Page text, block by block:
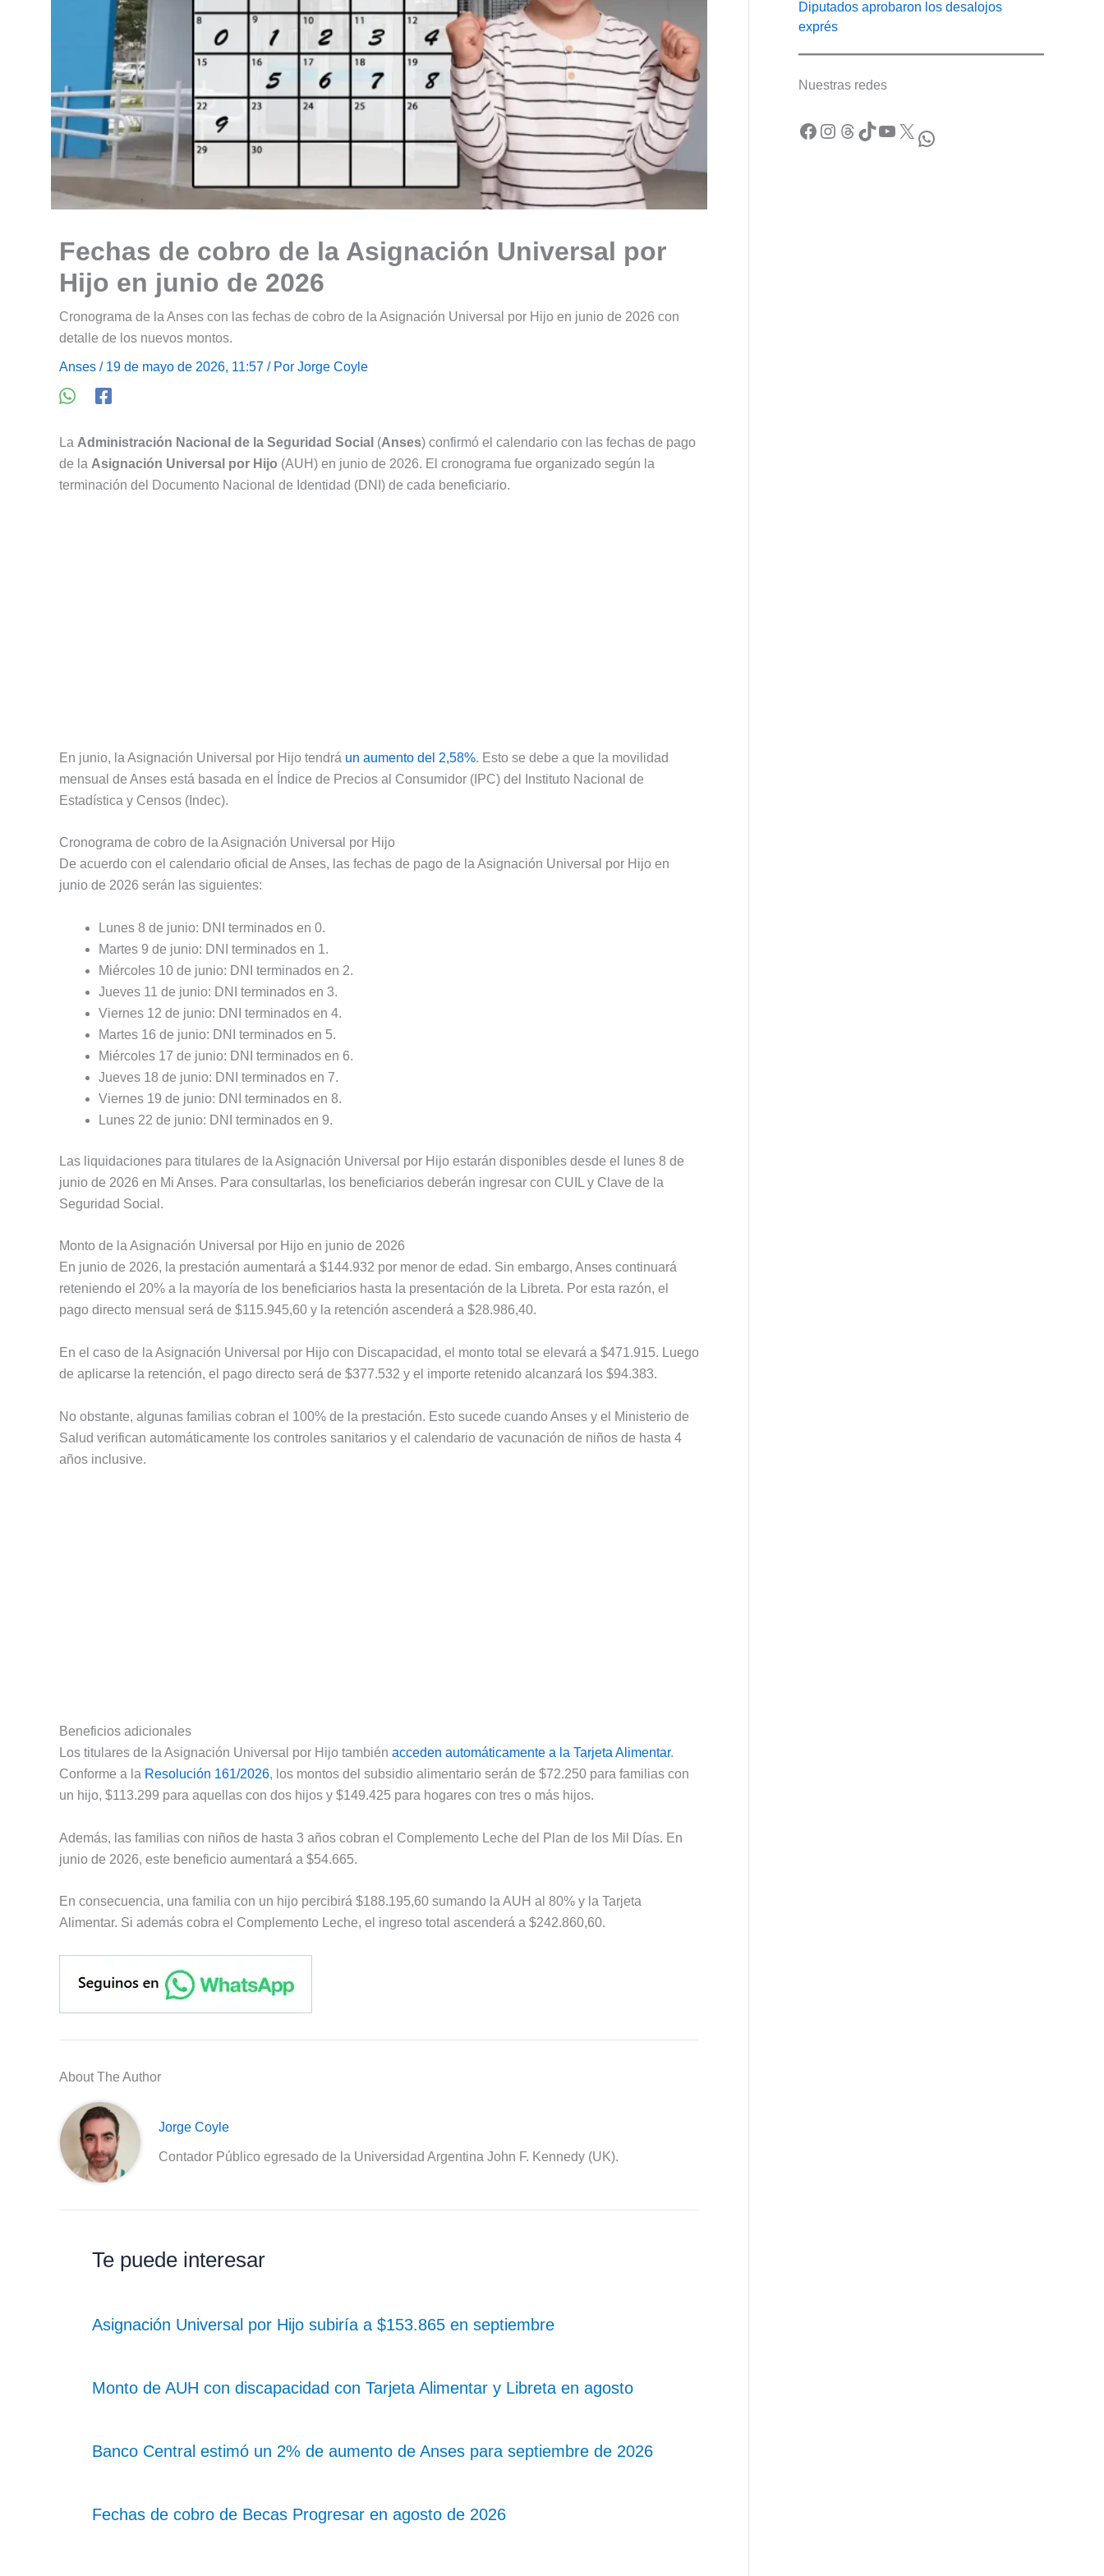
Fechas de cobro de la Asignación Universal por
Hijo en junio de 2026
Cronograma de la Anses con las fechas de cobro de la Asignación Universal por Hijo en junio de 2026 con
detalle de los nuevos montos.
Anses / 19 de mayo de 2026, 11:57 / Por Jorge Coyle
La Administración Nacional de la Seguridad Social (Anses) confirmó el calendario con las fechas de pago
de la Asignación Universal por Hijo (AUH) en junio de 2026. El cronograma fue organizado según la
terminación del Documento Nacional de Identidad (DNI) de cada beneficiario.
En junio, la Asignación Universal por Hijo tendrá un aumento del 2,58%. Esto se debe a que la movilidad
mensual de Anses está basada en el Índice de Precios al Consumidor (IPC) del Instituto Nacional de
Estadística y Censos (Indec).
Cronograma de cobro de la Asignación Universal por Hijo
De acuerdo con el calendario oficial de Anses, las fechas de pago de la Asignación Universal por Hijo en
junio de 2026 serán las siguientes:
Lunes 8 de junio: DNI terminados en 0.
Martes 9 de junio: DNI terminados en 1.
Miércoles 10 de junio: DNI terminados en 2.
Jueves 11 de junio: DNI terminados en 3.
Viernes 12 de junio: DNI terminados en 4.
Martes 16 de junio: DNI terminados en 5.
Miércoles 17 de junio: DNI terminados en 6.
Jueves 18 de junio: DNI terminados en 7.
Viernes 19 de junio: DNI terminados en 8.
Lunes 22 de junio: DNI terminados en 9.
Las liquidaciones para titulares de la Asignación Universal por Hijo estarán disponibles desde el lunes 8 de
junio de 2026 en Mi Anses. Para consultarlas, los beneficiarios deberán ingresar con CUIL y Clave de la
Seguridad Social.
Monto de la Asignación Universal por Hijo en junio de 2026
En junio de 2026, la prestación aumentará a $144.932 por menor de edad. Sin embargo, Anses continuará
reteniendo el 20% a la mayoría de los beneficiarios hasta la presentación de la Libreta. Por esta razón, el
pago directo mensual será de $115.945,60 y la retención ascenderá a $28.986,40.
En el caso de la Asignación Universal por Hijo con Discapacidad, el monto total se elevará a $471.915. Luego
de aplicarse la retención, el pago directo será de $377.532 y el importe retenido alcanzará los $94.383.
No obstante, algunas familias cobran el 100% de la prestación. Esto sucede cuando Anses y el Ministerio de
Salud verifican automáticamente los controles sanitarios y el calendario de vacunación de niños de hasta 4
años inclusive.
Beneficios adicionales
Los titulares de la Asignación Universal por Hijo también acceden automáticamente a la Tarjeta Alimentar.
Conforme a la Resolución 161/2026, los montos del subsidio alimentario serán de $72.250 para familias con
un hijo, $113.299 para aquellas con dos hijos y $149.425 para hogares con tres o más hijos.
Además, las familias con niños de hasta 3 años cobran el Complemento Leche del Plan de los Mil Días. En
junio de 2026, este beneficio aumentará a $54.665.
En consecuencia, una familia con un hijo percibirá $188.195,60 sumando la AUH al 80% y la Tarjeta
Alimentar. Si además cobra el Complemento Leche, el ingreso total ascenderá a $242.860,60.
About The Author
Jorge Coyle
Contador Público egresado de la Universidad Argentina John F. Kennedy (UK).
Te puede interesar
Asignación Universal por Hijo subiría a $153.865 en septiembre
Monto de AUH con discapacidad con Tarjeta Alimentar y Libreta en agosto
Banco Central estimó un 2% de aumento de Anses para septiembre de 2026
Fechas de cobro de Becas Progresar en agosto de 2026
Diputados aprobaron los desalojos
exprés
Nuestras redes
Facebook Instagram Threads TikTok YouTube X WhatsApp